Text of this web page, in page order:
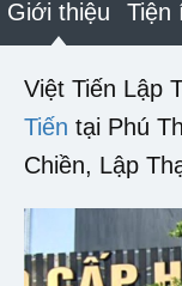
Giới thiệu Tiện
Việt Tiến Lập
Tiến tại Phú
Chiền, Lập